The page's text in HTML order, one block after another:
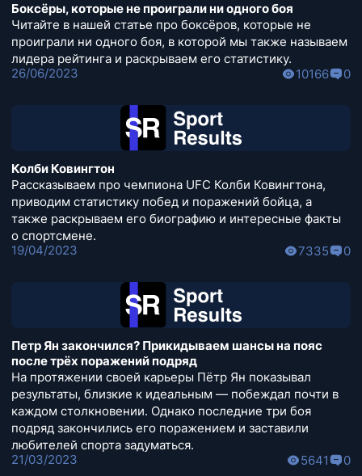
Боксёры, которые не проиграли ни одного боя
Читайте в нашей статье про боксёров, которые не
проиграли ни одного боя, в которой мы также называем
лидера рейтинга и раскрываем его статистику.
26/06/2023
10166 0
Колби Ковингтон
Рассказываем про чемпиона UFC Колби Ковингтона,
приводим статистику побед и поражений бойца, а
также раскрываем его биографию и интересные факты
о спортсмене.
19/04/2023
7335 0
Петр Ян закончился? Прикидываем шансы на пояс
после трёх поражений подряд
На протяжении своей карьеры Пётр Ян показывал
результаты, близкие к идеальным — побеждал почти в
каждом столкновении. Однако последние три боя
подряд закончились его поражением и заставили
любителей спорта задуматься.
21/03/2023
5641 0